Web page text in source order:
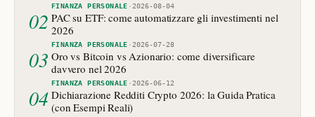
FINANZA PERSONALE ·2026-08-04
02 PAC su ETF: come automatizzare gli investimenti nel
2026
FINANZA PERSONALE ·2026-07-28
03 Oro vs Bitcoin vs Azionario: come diversificare
davvero nel 2026
FINANZA PERSONALE ·2026-06-12
04 Dichiarazione Redditi Crypto 2026: la Guida Pratica
(con Esempi Reali)